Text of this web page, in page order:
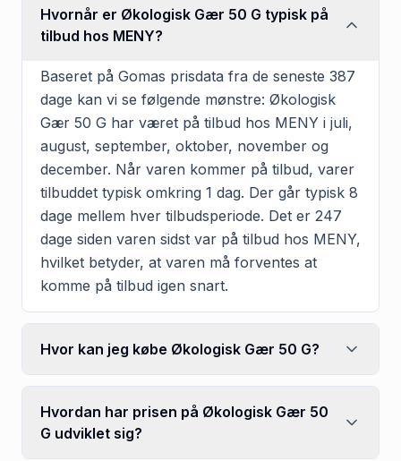
Hvornår er Økologisk Gær 50 G typisk på
tilbud hos MENY?
Baseret på Gomas prisdata fra de seneste 387
dage kan vi se følgende mønstre: Økologisk
Gær 50 G har været på tilbud hos MENY i juli,
august, september, oktober, november og
december. Når varen kommer på tilbud, varer
tilbuddet typisk omkring 1 dag. Der går typisk 8
dage mellem hver tilbudsperiode. Det er 247
dage siden varen sidst var på tilbud hos MENY,
hvilket betyder, at varen må forventes at
komme på tilbud igen snart.
Hvor kan jeg købe Økologisk Gær 50 G?
Hvordan har prisen på Økologisk Gær 50
G udviklet sig?